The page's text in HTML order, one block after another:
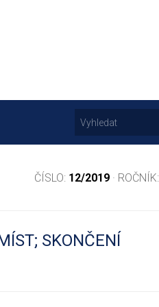
ČÍSLO: 12/2019 · ROČNÍK:
SKONČENÍ